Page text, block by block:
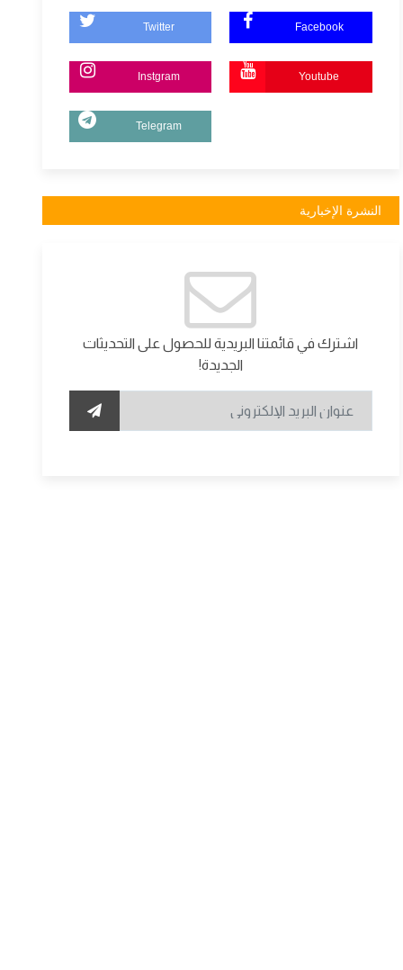
Twitter Facebook
Instgram Youtube
Telegram
النشرة الإخبارية
اشترك في قائمتنا البريدية للحصول على التحديثات
الجديدة!